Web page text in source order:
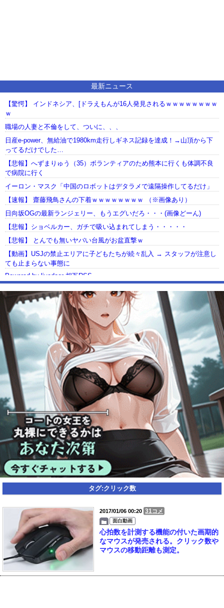
最新ニュース
【驚愕】 インドネシア、[ドラえもんが16人発見されるｗｗｗｗｗｗｗｗ
ｗ
職場の人妻と不倫をして、ついに、、、
日産e-power、無給油で1980km走行しギネス記録を達成！→山頂から下
ってるだけでした…
【悲報】へずまりゅう（35）ボランティアのため熊本に行くも体調不良
で病院に行く
イーロン・マスク「中国のロボットはデタラメで遠隔操作してるだけ」
【速報】 齋藤飛鳥さんの下着ｗｗｗｗｗｗｗｗ （※画像あり）
日向坂OGの最新ランジェリー、もうエグいだろ・・・(画像どーん)
【悲報】ショベルカー、ガチで吸い込まれてしまう・・・・・
【悲報】 とんでも無いヤバい台風がお盆直撃ｗ
【動画】USJの禁止エリアに子どもたちが続々乱入 → スタッフが注意し
ても止まらない事態に
Powered by livedoor 相互RSS
タグ:クリック数
2017/01/06 00:20 31コメ
面白動画
心拍数を計測する機能の付いた画期的
なマウスが発売される。クリック数や
マウスの移動距離も測定。